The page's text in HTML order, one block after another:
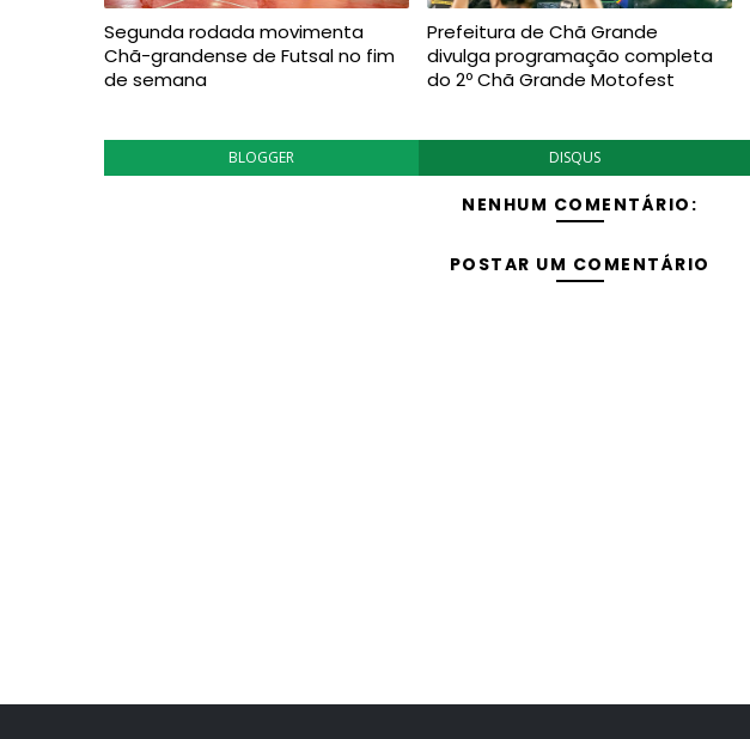
Segunda rodada movimenta
Chã-grandense de Futsal no fim
de semana
Prefeitura de Chã Grande
divulga programação completa
do 2º Chã Grande Motofest
BLOGGER DISQUS
NENHUM COMENTÁRIO:
POSTAR UM COMENTÁRIO